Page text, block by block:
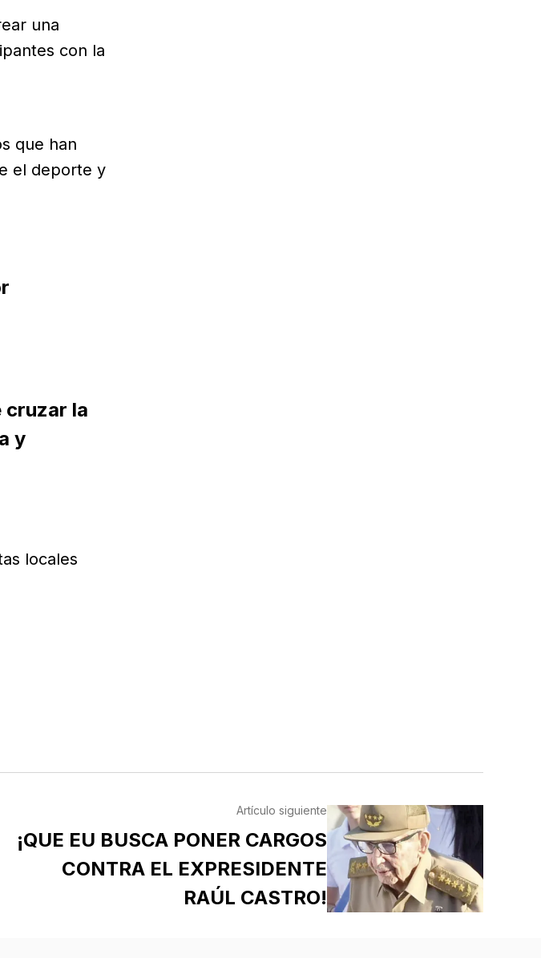
una
con la
que han
el deporte y
cruzar la
y
locales
Artículo siguiente
¡QUE EU BUSCA PONER CARGOS
CONTRA EL EXPRESIDENTE
RAÚL CASTRO!